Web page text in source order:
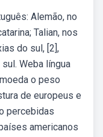
Alemão, no
Talian, nos
do sul, [2],
Weba língua
o peso
de europeus e
percebidas
americanos